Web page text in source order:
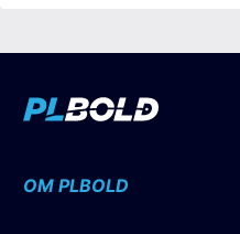
OM PLBOLD